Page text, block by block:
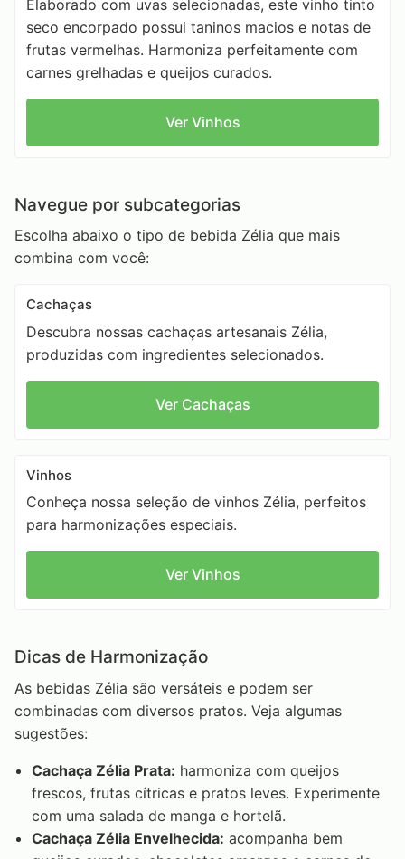
Elaborado com uvas selecionadas, este vinho tinto
seco encorpado possui taninos macios e notas de
frutas vermelhas. Harmoniza perfeitamente com
carnes grelhadas e queijos curados.
Ver Vinhos
Navegue por subcategorias
Escolha abaixo o tipo de bebida Zélia que mais
combina com você:
Cachaças
Descubra nossas cachaças artesanais Zélia,
produzidas com ingredientes selecionados.
Ver Cachaças
Vinhos
Conheça nossa seleção de vinhos Zélia, perfeitos
para harmonizações especiais.
Ver Vinhos
Dicas de Harmonização
As bebidas Zélia são versáteis e podem ser
combinadas com diversos pratos. Veja algumas
sugestões:
Cachaça Zélia Prata: harmoniza com queijos
frescos, frutas cítricas e pratos leves. Experimente
com uma salada de manga e hortelã.
Cachaça Zélia Envelhecida: acompanha bem